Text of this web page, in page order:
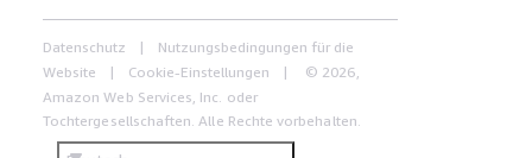
Datenschutz
Nutzungsbedingungen für die
Website
Cookie-Einstellungen
© 2026,
Amazon Web Services, Inc. oder
Tochtergesellschaften. Alle Rechte vorbehalten.